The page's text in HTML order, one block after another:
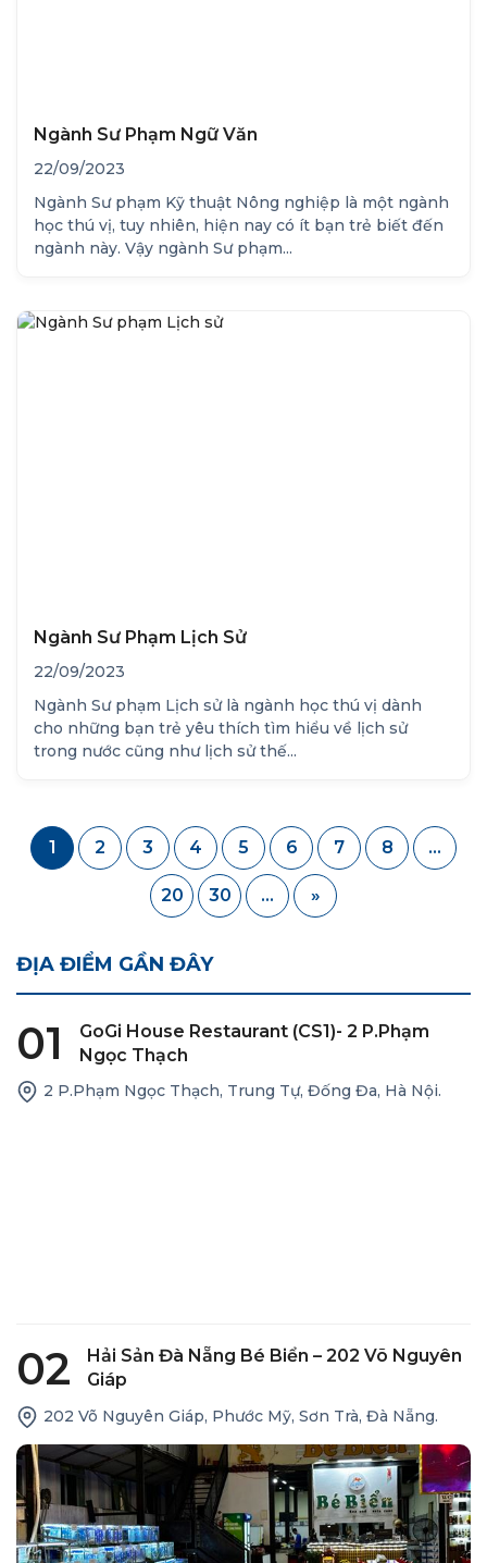
Ngành Sư Phạm Ngữ Văn
22/09/2023
Ngành Sư phạm Kỹ thuật Nông nghiệp là một ngành
học thú vị, tuy nhiên, hiện nay có ít bạn trẻ biết đến
ngành này. Vậy ngành Sư phạm...
Ngành Sư Phạm Lịch Sử
22/09/2023
Ngành Sư phạm Lịch sử là ngành học thú vị dành
cho những bạn trẻ yêu thích tìm hiểu về lịch sử
trong nước cũng như lịch sử thế...
1 2 3 4 5 6 7 8 ...
20 30 ... »
ĐỊA ĐIỂM GẦN ĐÂY
01
GoGi House Restaurant (CS1)- 2 P.Phạm
Ngọc Thạch
2 P.Phạm Ngọc Thạch, Trung Tự, Đống Đa, Hà Nội.
02
Hải Sản Đà Nẵng Bé Biển – 202 Võ Nguyên
Giáp
202 Võ Nguyên Giáp, Phước Mỹ, Sơn Trà, Đà Nẵng.